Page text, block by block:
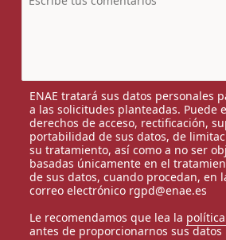
ENAE tratará sus datos personales
a las solicitudes planteadas. Puede
derechos de acceso, rectificación,
portabilidad de sus datos, de
su tratamiento, así como a no ser
basadas únicamente en el
de sus datos, cuando procedan, en
correo electrónico rgpd@enae.es
Le recomendamos que lea la
antes de proporcionarnos sus datos